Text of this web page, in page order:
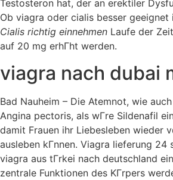
Testosteron hat, der an erektiler
Ob viagra oder cialis besser
Cialis richtig einnehmen Laufe der
auf 20 mg erhГht werden.
viagra nach dubai
Bad Nauheim – Die Atemnot, wie
Angina pectoris, als wГre Sildenafil
damit Frauen ihr Liebesleben wieder
ausleben kГnnen. Viagra lieferung 24
viagra aus tГrkei nach deutschland
zentrale Funktionen des KГrpers